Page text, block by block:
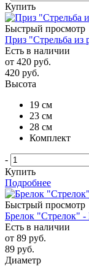
Купить
Быстрый просмотр
Приз "Стрельба
Есть в наличии
от 420 руб.
420 руб.
Высота
19 см
23 см
28 см
Комплект
-
Купить
Подробнее
Быстрый просмотр
Брелок "Стрелок" -
Есть в наличии
от 89 руб.
89 руб.
Диаметр